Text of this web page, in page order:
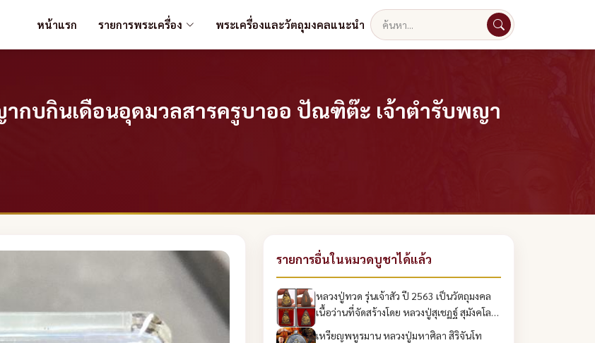
หน้าแรก รายการพระเครื่อง พระเครื่องและวัตถุมงคลแนะนำ
กบกินเดือนอุดมวลสารครูบาออ ปัณฑิต๊ะ เจ้าตำรับพญา
รายการอื่นในหมวดบูชาได้แล้ว
หลวงปู่ทวด รุ่นเจ้าสัว ปี 2563 เป็นวัตถุมงคล
เนื้อว่านที่จัดสร้างโดย หลวงปู่สุเชฏฐ์ สุมังคโล
(หลวงพ่อตาทิพย์) วัดเขานางรักษ์ จังหวัด
เหรียญพหูรมาน หลวงปู่มหาศิลา สิริจันโท